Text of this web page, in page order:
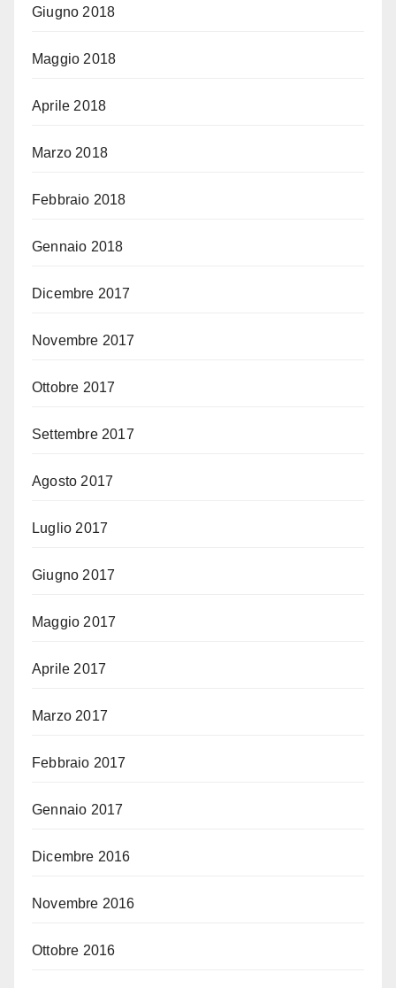
Giugno 2018
Maggio 2018
Aprile 2018
Marzo 2018
Febbraio 2018
Gennaio 2018
Dicembre 2017
Novembre 2017
Ottobre 2017
Settembre 2017
Agosto 2017
Luglio 2017
Giugno 2017
Maggio 2017
Aprile 2017
Marzo 2017
Febbraio 2017
Gennaio 2017
Dicembre 2016
Novembre 2016
Ottobre 2016